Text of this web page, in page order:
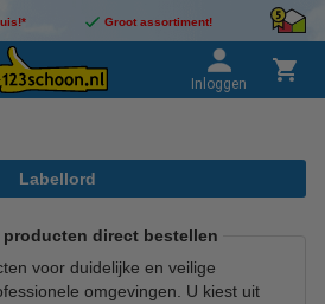
Groot assortiment!
Inloggen
Labellord
direct bestellen
voor duidelijke en veilige
omgevingen. U kiest uit